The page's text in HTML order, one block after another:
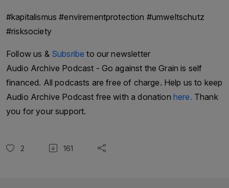
#kapitalismus #envirementprotection #umweltschutz
#risksociety
Follow us & Subsribe to our newsletter
Audio Archive Podcast - Go against the Grain is self
financed. All podcasts are free of charge. Help us to keep
Audio Archive Podcast free with a donation here. Thank
you for your support.
2 161